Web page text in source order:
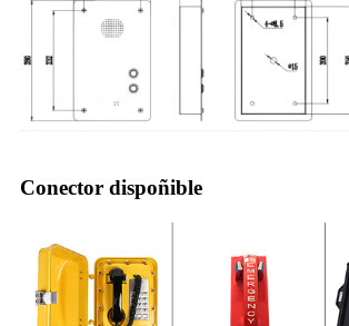
Conector dispoñible